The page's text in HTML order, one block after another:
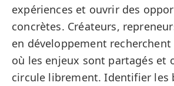
expériences et ouvrir des
concrètes. Créateurs,
en développement recherchent
où les enjeux sont partagés et
circule librement. Identifier les